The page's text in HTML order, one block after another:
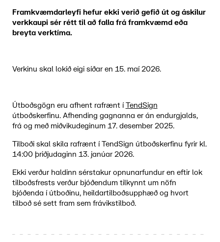
Framkvæmdarleyfi hefur ekki verið gefið út og áskilur
verkkaupi sér rétt til að falla frá framkvæmd eða
breyta verktíma.
Verkinu skal lokið eigi síðar en 15. maí 2026.
Útboðsgögn eru afhent rafrænt íTendSign
útboðskerfinu. Afhending gagnanna er án endurgjalds,
frá og með miðvikudeginum 17. desember 2025.
Tilboði skal skila rafrænt í TendSign útboðskerfinu fyrir kl.
14:00 þriðjudaginn 13. janúar 2026.
Ekki verður haldinn sérstakur opnunarfundur en eftir lok
tilboðsfrests verður bjóðendum tilkynnt um nöfn
bjóðenda í útboðinu, heildartilboðsupphæð og hvort
tilboð sé sett fram sem frávikstilboð.